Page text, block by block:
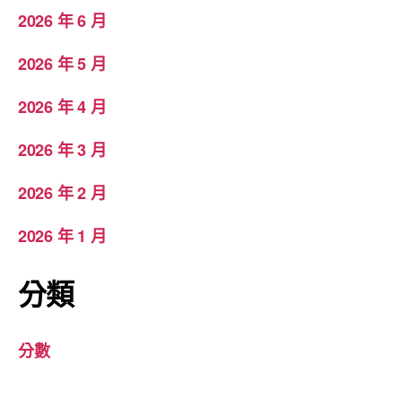
2026 年 6 月
2026 年 5 月
2026 年 4 月
2026 年 3 月
2026 年 2 月
2026 年 1 月
分類
分數